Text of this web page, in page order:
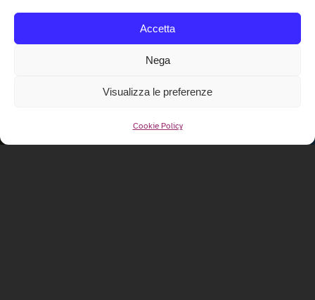
Accetta
Nega
Visualizza le preferenze
Cookie Policy